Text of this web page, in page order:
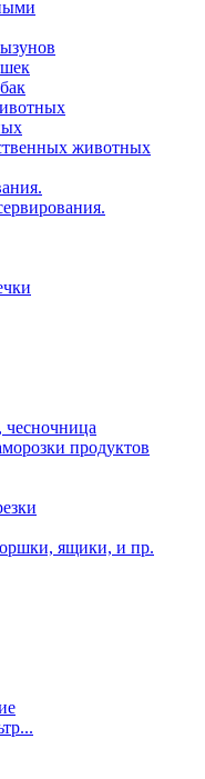
животных
продуктов
ящики, и пр.